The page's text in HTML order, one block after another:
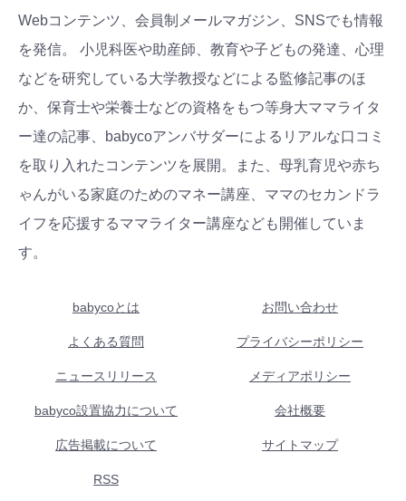
Webコンテンツ、会員制メールマガジン、SNSでも情報
を発信。 小児科医や助産師、教育や子どもの発達、心理
などを研究している大学教授などによる監修記事のほ
か、保育士や栄養士などの資格をもつ等身大ママライタ
ー達の記事、babycoアンバサダーによるリアルな口コミ
を取り入れたコンテンツを展開。また、母乳育児や赤ち
ゃんがいる家庭のためのマネー講座、ママのセカンドラ
イフを応援するママライター講座なども開催していま
す。
babycoとは お問い合わせ
よくある質問 プライバシーポリシー
ニュースリリース メディアポリシー
babyco設置協力について 会社概要
広告掲載について サイトマップ
RSS